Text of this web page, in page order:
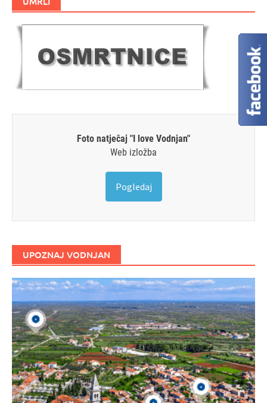
Foto natječaj "I love Vodnjan"
Web izložba
Pogledaj
UPOZNAJ VODNJAN